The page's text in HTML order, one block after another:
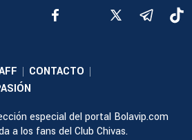
| CONTACTO |
especial del portal Bolavip.com
a los fans del Club Chivas.